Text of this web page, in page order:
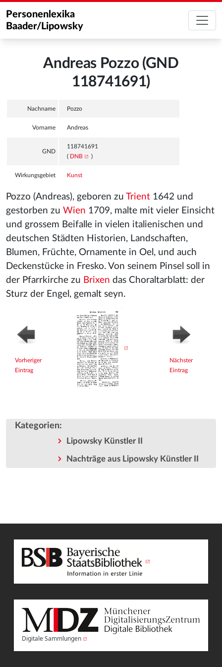
Personenlexika
Baader/Lipowsky
Andreas Pozzo (GND
118741691)
Nachname Pozzo
Vorname Andreas
GND
118741691
( DNB )
Wirkungsgebiet Kunst
Pozzo (Andreas), geboren zu Trient 1642 und
gestorben zu Wien 1709, malte mit vieler Einsicht
und grossem Beifalle in vielen italienischen und
deutschen Städten Historien, Landschaften,
Blumen, Früchte, Ornamente in Oel, und auch
Deckenstücke in Fresko. Von seinem Pinsel soll in
der Pfarrkirche zu Brixen das Choraltarblatt: der
Sturz der Engel, gemalt seyn.
Vorheriger
Eintrag
Nächster
Eintrag
Kategorien:
Lipowsky Künstler II
Nachträge aus Lipowsky Künstler II
Digitale Sammlungen